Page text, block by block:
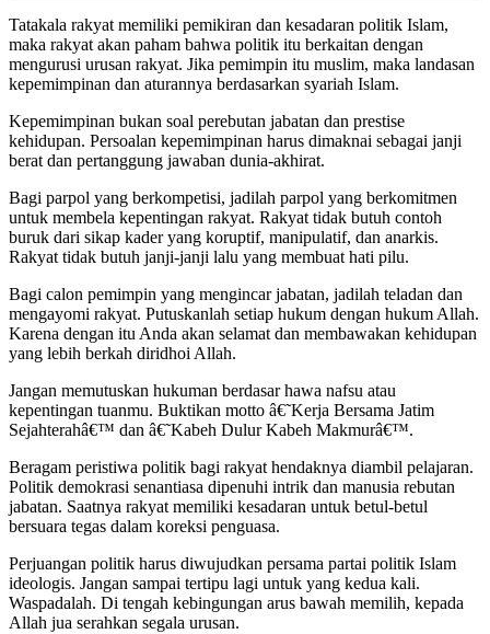
Tatakala rakyat memiliki pemikiran dan kesadaran politik Islam,
maka rakyat akan paham bahwa politik itu berkaitan dengan
mengurusi urusan rakyat. Jika pemimpin itu muslim, maka landasan
kepemimpinan dan aturannya berdasarkan syariah Islam.
Kepemimpinan bukan soal perebutan jabatan dan prestise
kehidupan. Persoalan kepemimpinan harus dimaknai sebagai janji
berat dan pertanggung jawaban dunia-akhirat.
Bagi parpol yang berkompetisi, jadilah parpol yang berkomitmen
untuk membela kepentingan rakyat. Rakyat tidak butuh contoh
buruk dari sikap kader yang koruptif, manipulatif, dan anarkis.
Rakyat tidak butuh janji-janji lalu yang membuat hati pilu.
Bagi calon pemimpin yang mengincar jabatan, jadilah teladan dan
mengayomi rakyat. Putuskanlah setiap hukum dengan hukum Allah.
Karena dengan itu Anda akan selamat dan membawakan kehidupan
yang lebih berkah diridhoi Allah.
Jangan memutuskan hukuman berdasar hawa nafsu atau
kepentingan tuanmu. Buktikan motto â€˜Kerja Bersama Jatim
Sejahterahâ€™ dan â€˜Kabeh Dulur Kabeh Makmurâ€™.
Beragam peristiwa politik bagi rakyat hendaknya diambil pelajaran.
Politik demokrasi senantiasa dipenuhi intrik dan manusia rebutan
jabatan. Saatnya rakyat memiliki kesadaran untuk betul-betul
bersuara tegas dalam koreksi penguasa.
Perjuangan politik harus diwujudkan persama partai politik Islam
ideologis. Jangan sampai tertipu lagi untuk yang kedua kali.
Waspadalah. Di tengah kebingungan arus bawah memilih, kepada
Allah jua serahkan segala urusan.